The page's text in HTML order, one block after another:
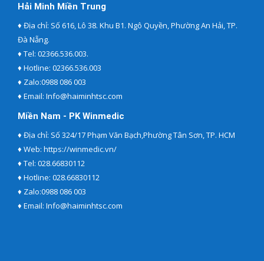
Hải Minh Miền Trung
♦ Địa chỉ: Số 616, Lô 38. Khu B1. Ngô Quyền, Phường An Hải, TP.
Đà Nẵng.
♦ Tel: 02366.536.003.
♦ Hotline: 02366.536.003
♦ Zalo:0988 086 003
♦ Email: Info@haiminhtsc.com
Miền Nam - PK Winmedic
♦ Địa chỉ: Số 324/17 Phạm Văn Bạch,Phường Tân Sơn, TP. HCM
♦ Web: https://winmedic.vn/
♦ Tel: 028.66830112
♦ Hotline: 028.66830112
♦ Zalo:0988 086 003
♦ Email: Info@haiminhtsc.com